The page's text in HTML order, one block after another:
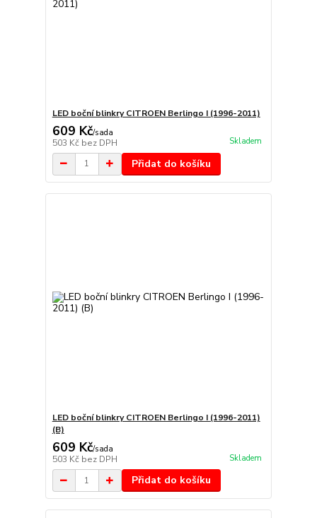
LED boční blinkry CITROEN Berlingo I (1996-2011)
609 Kč/sada
503 Kč bez DPH Skladem
Přidat do košíku
LED boční blinkry CITROEN Berlingo I (1996-2011)
(B)
609 Kč/sada
503 Kč bez DPH Skladem
Přidat do košíku